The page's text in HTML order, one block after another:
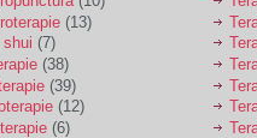
nu ii pasa de
cauza asta
sa beau
am inceput
cu barbati
bani.
(13)
shui (7)
(38)
(39)
(12)
(6)